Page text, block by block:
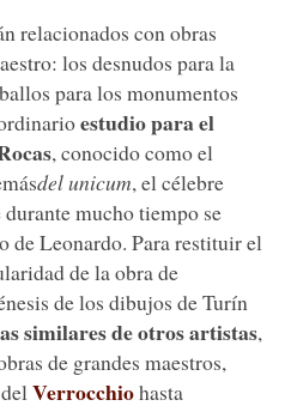
relacionados con obras
los desnudos para la
para los monumentos
estudio para el
, conocido como el
del unicum, el célebre
durante mucho tiempo se
de Leonardo. Para restituir el
de la obra de
de los dibujos de Turín
similares de otros artistas,
de grandes maestros,
Verrocchiohasta